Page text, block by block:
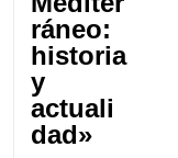
ráneo:
historia
y
actuali
dad»